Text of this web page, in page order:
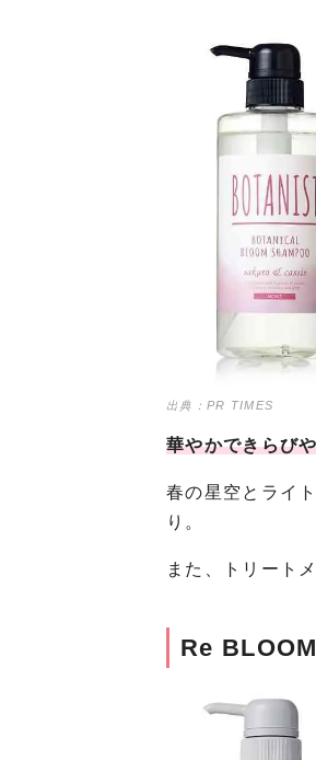
出典：PR TIMES
華やかできらび
春の星空とライ
り。
また、トリート
Re